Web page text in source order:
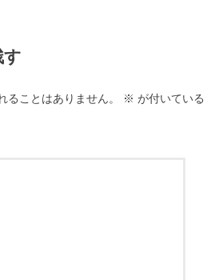
す
ることはありません。 ※ が付いている